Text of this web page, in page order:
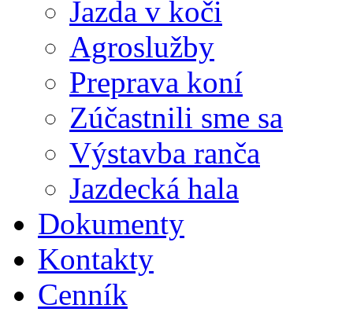
Jazda v koči
Agroslužby
Preprava koní
Zúčastnili sme sa
Výstavba ranča
Jazdecká hala
Dokumenty
Kontakty
Cenník